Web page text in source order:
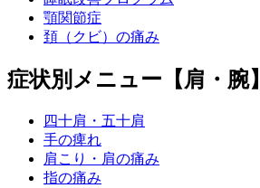
顎関節症
頚（クビ）の痛み
症状別メニュー【肩・腕】
四十肩・五十肩
手の痺れ
肩こり・肩の痛み
指の痛み